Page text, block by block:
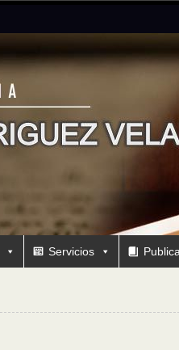
Servicios